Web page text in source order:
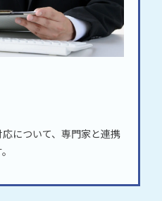
について、専門家と連携